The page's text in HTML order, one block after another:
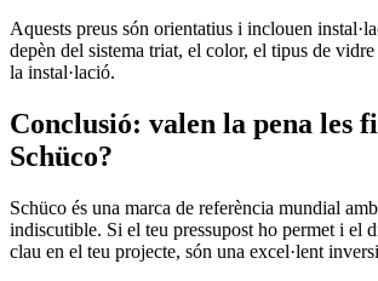
Aquests preus són orientatius i inclouen
depèn del sistema triat, el color, el tipus de
la instal·lació.
Conclusió: valen la pena les
Schüco?
Schüco és una marca de referència mundial
indiscutible. Si el teu pressupost ho permet i el
clau en el teu projecte, són una excel·lent